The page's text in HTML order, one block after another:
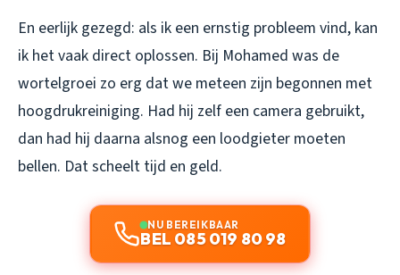
En eerlijk gezegd: als ik een ernstig probleem vind, kan
ik het vaak direct oplossen. Bij Mohamed was de
wortelgroei zo erg dat we meteen zijn begonnen met
hoogdrukreiniging. Had hij zelf een camera gebruikt,
dan had hij daarna alsnog een loodgieter moeten
bellen. Dat scheelt tijd en geld.
NU BEREIKBAAR
BEL 085 019 80 98